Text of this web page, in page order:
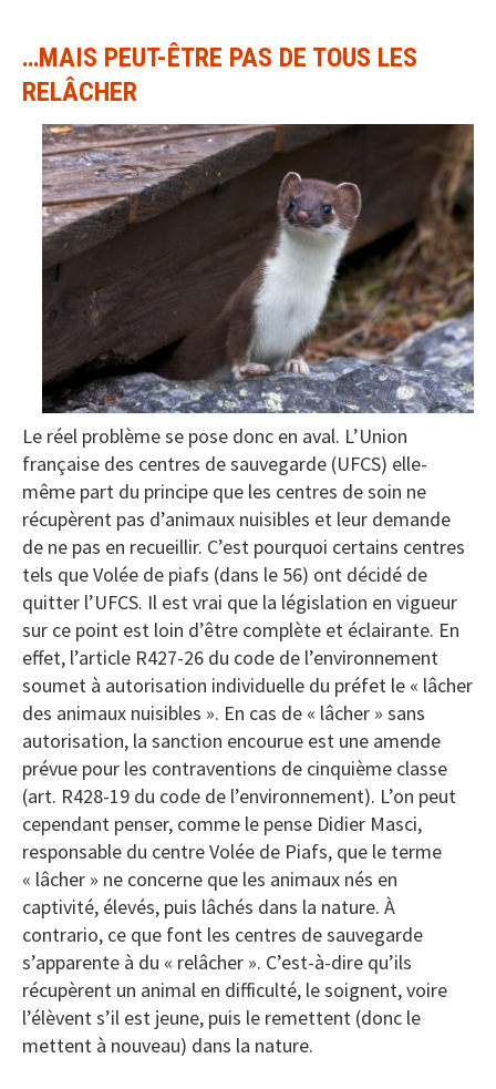
…MAIS PEUT-ÊTRE PAS DE TOUS LES
RELÂCHER
Le réel problème se pose donc en aval. L’Union
française des centres de sauvegarde (UFCS) elle-
même part du principe que les centres de soin ne
récupèrent pas d’animaux nuisibles et leur demande
de ne pas en recueillir. C’est pourquoi certains centres
tels que Volée de piafs (dans le 56) ont décidé de
quitter l’UFCS. Il est vrai que la législation en vigueur
sur ce point est loin d’être complète et éclairante. En
effet, l’article R427-26 du code de l’environnement
soumet à autorisation individuelle du préfet le « lâcher
des animaux nuisibles ». En cas de « lâcher » sans
autorisation, la sanction encourue est une amende
prévue pour les contraventions de cinquième classe
(art. R428-19 du code de l’environnement). L’on peut
cependant penser, comme le pense Didier Masci,
responsable du centre Volée de Piafs, que le terme
« lâcher » ne concerne que les animaux nés en
captivité, élevés, puis lâchés dans la nature. À
contrario, ce que font les centres de sauvegarde
s’apparente à du « relâcher ». C’est-à-dire qu’ils
récupèrent un animal en difficulté, le soignent, voire
l’élèvent s’il est jeune, puis le remettent (donc le
mettent à nouveau) dans la nature.